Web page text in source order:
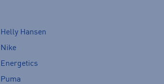
Helly Hansen
Nike
Energetics
Puma